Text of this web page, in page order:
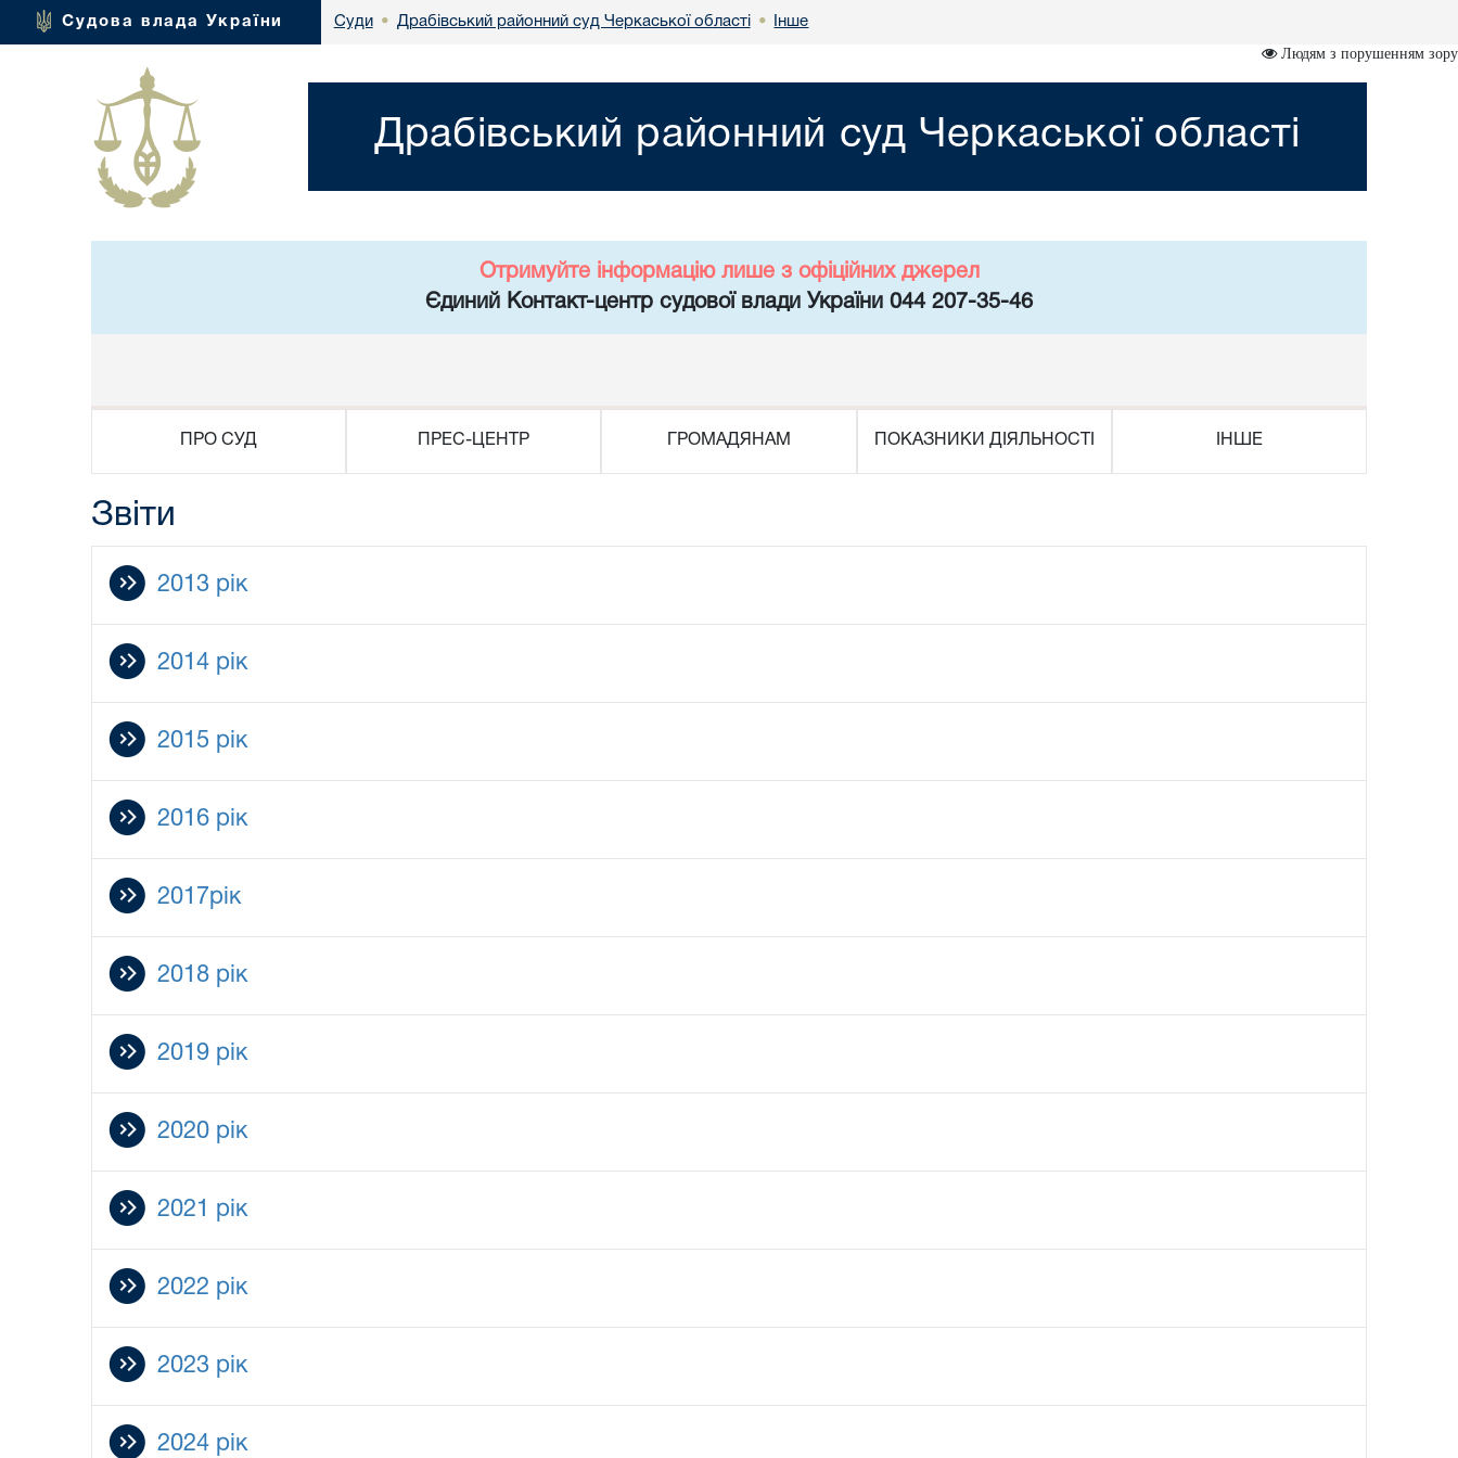
Судова влада України Суди • Драбівський районний суд Черкаської області • Інше
Людям з порушенням зору
Драбівський районний суд Черкаської області
Отримуйте інформацію лише з офіційних джерел
Єдиний Контакт-центр судової влади України 044 207-35-46
ПРО СУД ПРЕС-ЦЕНТР ГРОМАДЯНАМ ПОКАЗНИКИ ДІЯЛЬНОСТІ ІНШЕ
Звіти
2013 рік
2014 рік
2015 рік
2016 рік
2017рік
2018 рік
2019 рік
2020 рік
2021 рік
2022 рік
2023 рік
2024 рік